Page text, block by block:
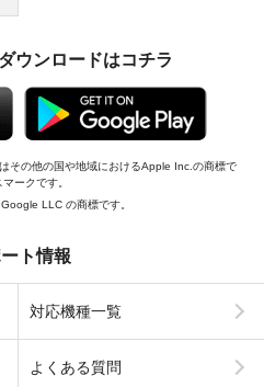
ウンロードはコチラ
その他の国や地域におけるApple Inc.の商標で
ークです。
LLC の商標です。
ト情報
対応機種一覧
よくある質問